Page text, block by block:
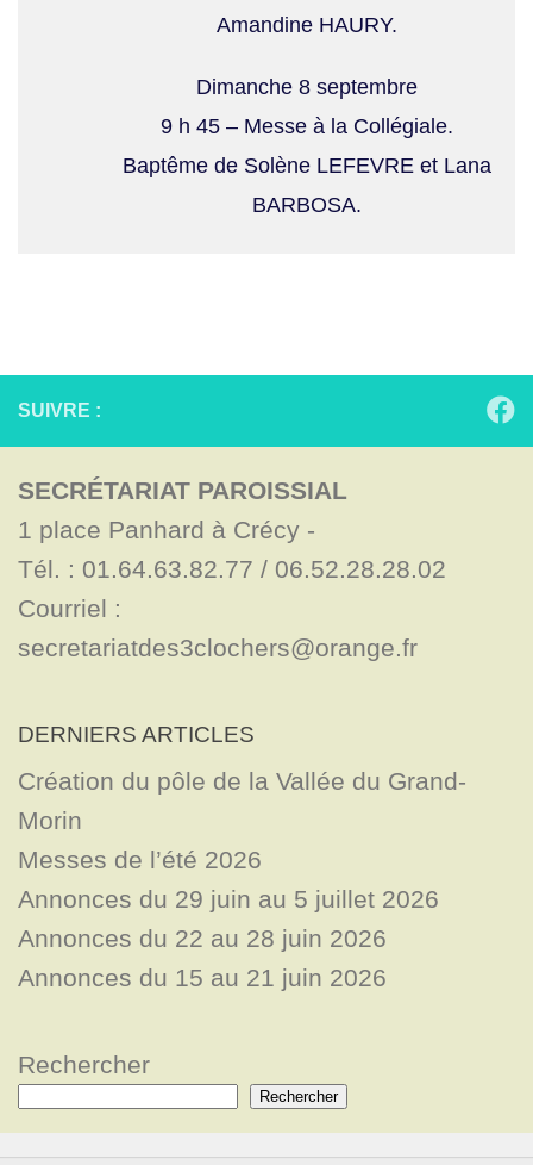
Amandine HAURY.
Dimanche 8 septembre
9 h 45 – Messe à la Collégiale.
Baptême de Solène LEFEVRE et Lana
BARBOSA.
SUIVRE :
SECRÉTARIAT PAROISSIAL
1 place Panhard à Crécy -
Tél. : 01.64.63.82.77 / 06.52.28.28.02
Courriel :
secretariatdes3clochers@orange.fr
DERNIERS ARTICLES
Création du pôle de la Vallée du Grand-
Morin
Messes de l’été 2026
Annonces du 29 juin au 5 juillet 2026
Annonces du 22 au 28 juin 2026
Annonces du 15 au 21 juin 2026
Rechercher
Rechercher